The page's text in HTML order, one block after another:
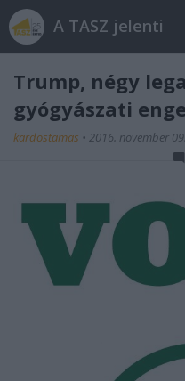
A TASZ jelenti
Trump, négy
gyógyászati
kardostamas • 2016. november 09.